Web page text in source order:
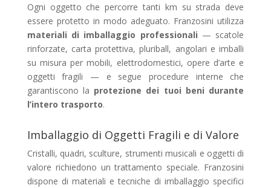
Ogni oggetto che percorre tanti km su strada deve
essere protetto in modo adeguato. Franzosini utilizza
materiali di imballaggio professionali — scatole
rinforzate, carta protettiva, pluriball, angolari e imballi
su misura per mobili, elettrodomestici, opere d’arte e
oggetti fragili — e segue procedure interne che
garantiscono la protezione dei tuoi beni durante
l’intero trasporto.
Imballaggio di Oggetti Fragili e di Valore
Cristalli, quadri, sculture, strumenti musicali e oggetti di
valore richiedono un trattamento speciale. Franzosini
dispone di materiali e tecniche di imballaggio specifici